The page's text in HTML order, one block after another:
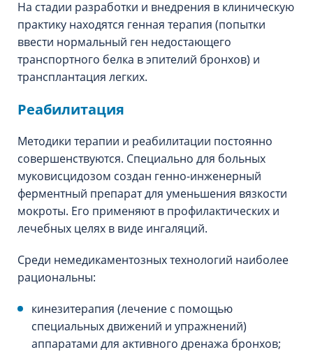
На стадии разработки и внедрения в клиническую
практику находятся генная терапия (попытки
ввести нормальный ген недостающего
транспортного белка в эпителий бронхов) и
трансплантация легких.
Реабилитация
Методики терапии и реабилитации постоянно
совершенствуются. Специально для больных
муковисцидозом создан генно-инженерный
ферментный препарат для уменьшения вязкости
мокроты. Его применяют в профилактических и
лечебных целях в виде ингаляций.
Среди немедикаментозных технологий наиболее
рациональны:
кинезитерапия (лечение с помощью
специальных движений и упражнений)
аппаратами для активного дренажа бронхов;